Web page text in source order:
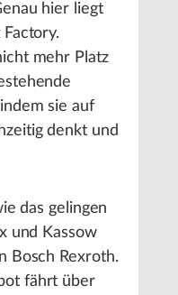
hier liegt
mehr Platz
sie auf
denkt und
das gelingen
und Kassow
Bosch Rexroth.
fährt über